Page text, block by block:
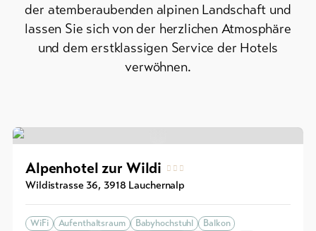
Skipässe
Souvenirs
der atemberaubenden alpinen Landschaft und
lassen Sie sich von der herzlichen Atmosphäre
und dem erstklassigen Service der Hotels
verwöhnen.
Alpenhotel zur Wildi
Wildistrasse 36, 3918 Lauchernalp
WiFi Aufenthaltsraum Babyhochstuhl
Balkon